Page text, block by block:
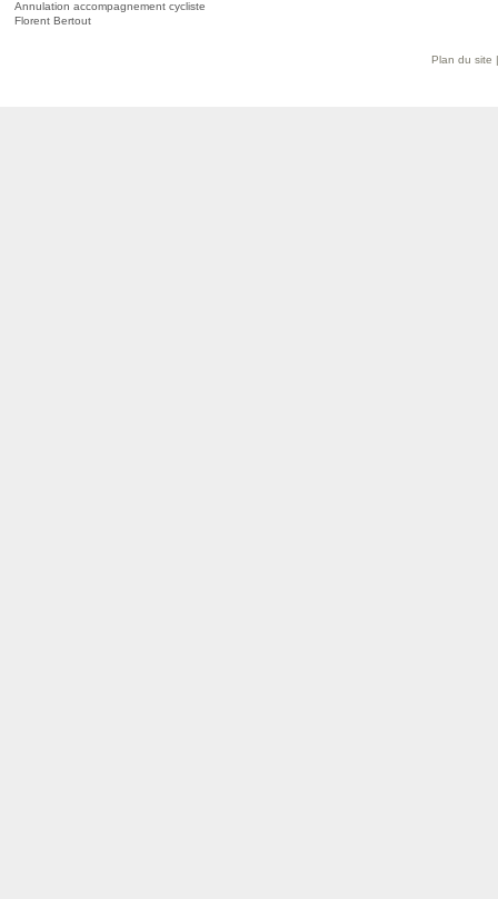
Annulation accompagnement cycliste
Florent Bertout
Plan du site